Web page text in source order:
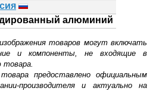
алюминий
товаров могут включать
и компоненты, не входящие в
товара.
предоставлено официальным
производителя и актуально на